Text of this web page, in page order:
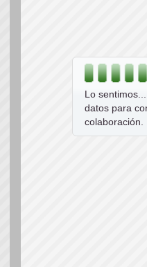
Lo
datos para
colaboración.